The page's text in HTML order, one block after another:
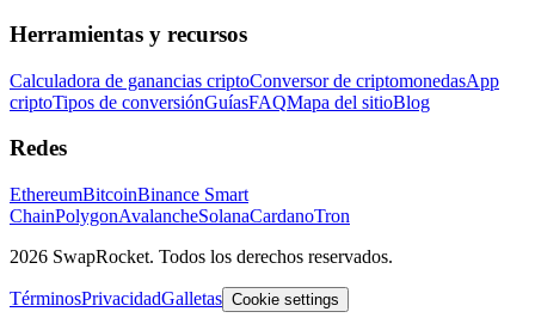
Herramientas y recursos
Calculadora de ganancias criptoConversor de criptomonedasApp
criptoTipos de conversiónGuíasFAQMapa del sitioBlog
Redes
EthereumBitcoinBinance Smart
ChainPolygonAvalancheSolanaCardanoTron
2026 SwapRocket. Todos los derechos reservados.
TérminosPrivacidadGalletas Cookie settings